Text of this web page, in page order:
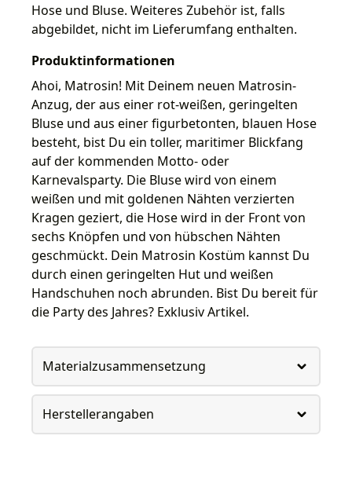
Hose und Bluse. Weiteres Zubehör ist, falls
abgebildet, nicht im Lieferumfang enthalten.
Produktinformationen
Ahoi, Matrosin! Mit Deinem neuen Matrosin-
Anzug, der aus einer rot-weißen, geringelten
Bluse und aus einer figurbetonten, blauen Hose
besteht, bist Du ein toller, maritimer Blickfang
auf der kommenden Motto- oder
Karnevalsparty. Die Bluse wird von einem
weißen und mit goldenen Nähten verzierten
Kragen geziert, die Hose wird in der Front von
sechs Knöpfen und von hübschen Nähten
geschmückt. Dein Matrosin Kostüm kannst Du
durch einen geringelten Hut und weißen
Handschuhen noch abrunden. Bist Du bereit für
die Party des Jahres? Exklusiv Artikel.
Materialzusammensetzung
Herstellerangaben